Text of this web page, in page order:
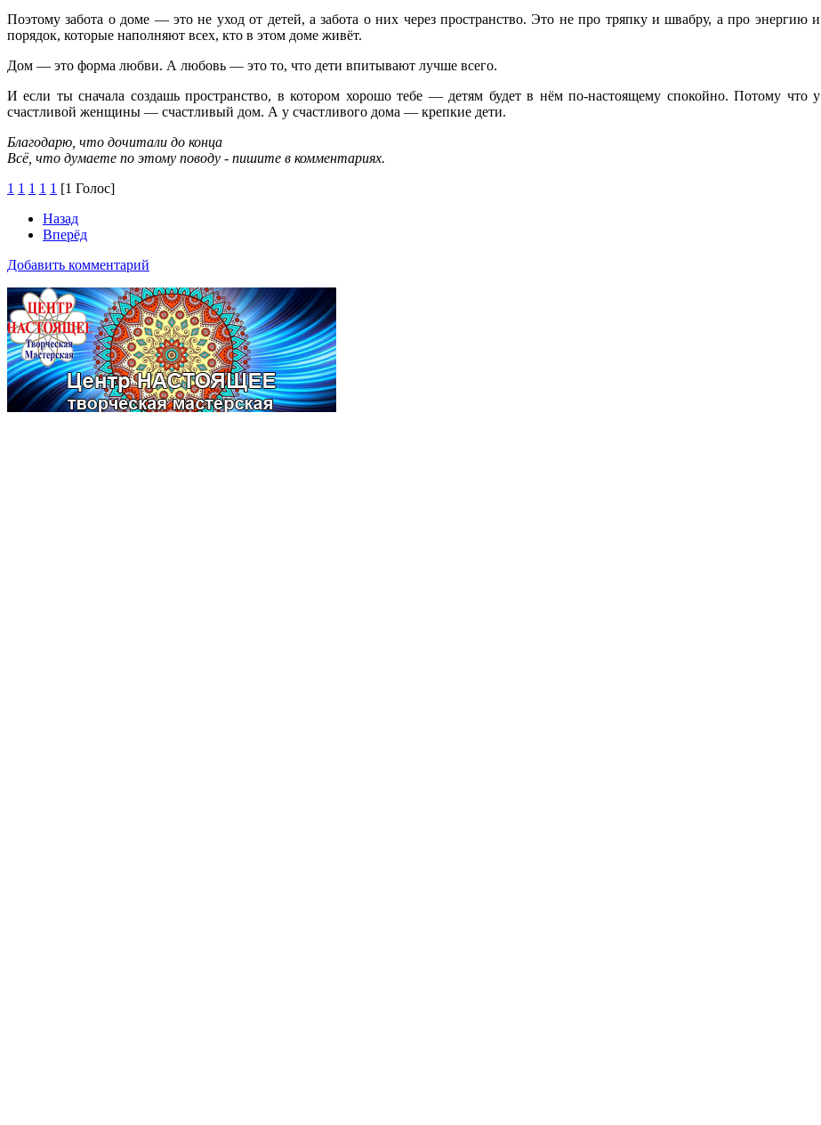
Поэтому забота о доме — это не уход от детей, а забота о них через пространство. Это не про тряпку и швабру, а про энергию и
порядок, которые наполняют всех, кто в этом доме живёт.
Дом — это форма любви. А любовь — это то, что дети впитывают лучше всего.
И если ты сначала создашь пространство, в котором хорошо тебе — детям будет в нём по-настоящему спокойно. Потому что у
счастливой женщины — счастливый дом. А у счастливого дома — крепкие дети.
Благодарю, что дочитали до конца
Всё, что думаете по этому поводу - пишите в комментариях.
1 1 1 1 1 [1 Голос]
Назад
Вперёд
Добавить комментарий